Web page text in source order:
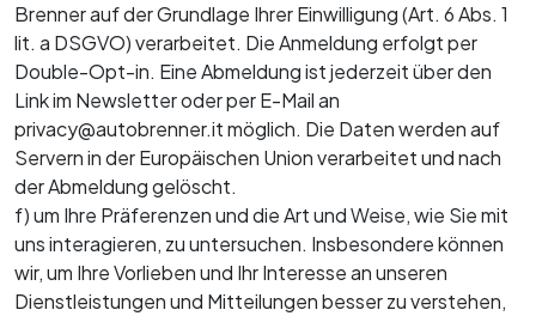
Brenner auf der Grundlage Ihrer Einwilligung (Art. 6 Abs. 1
lit. a DSGVO) verarbeitet. Die Anmeldung erfolgt per
Double-Opt-in. Eine Abmeldung ist jederzeit über den
Link im Newsletter oder per E-Mail an
privacy@autobrenner.it möglich. Die Daten werden auf
Servern in der Europäischen Union verarbeitet und nach
der Abmeldung gelöscht.
f) um Ihre Präferenzen und die Art und Weise, wie Sie mit
uns interagieren, zu untersuchen. Insbesondere können
wir, um Ihre Vorlieben und Ihr Interesse an unseren
Dienstleistungen und Mitteilungen besser zu verstehen,